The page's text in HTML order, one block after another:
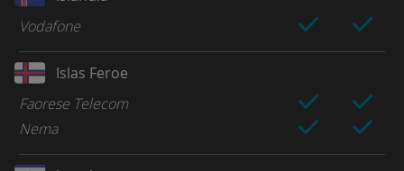
Vodafone
Islas Feroe
Faorese Telecom
Nema